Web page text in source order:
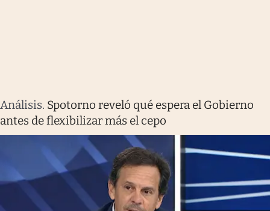
Análisis. Spotorno reveló qué espera el Gobierno
antes de flexibilizar más el cepo